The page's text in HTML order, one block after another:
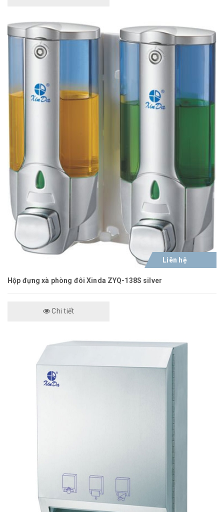
Liên hệ
Hộp đựng xà phòng đôi Xinda ZYQ-138S silver
Chi tiết